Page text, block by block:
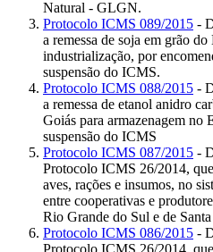
Natural - GLGN.
Protocolo ICMS 089/2015 -
a remessa de soja em grão
industrialização, por
suspensão do ICMS.
Protocolo ICMS 088/2015 -
a remessa de etanol anidro
Goiás para armazenagem no
suspensão do ICMS
Protocolo ICMS 087/2015 -
Protocolo ICMS 26/2014,
aves, rações e insumos, no
entre cooperativas e
Rio Grande do Sul e de
Protocolo ICMS 086/2015 -
Protocolo ICMS 26/2014,